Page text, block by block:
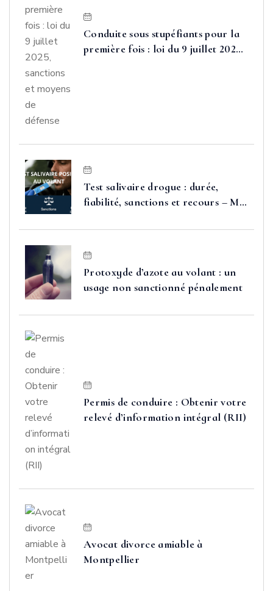
Conduite sous stupéfiants pour la
première fois : loi du 9 juillet 2025,
Test salivaire drogue : durée,
fiabilité, sanctions et recours – Me
Protoxyde d’azote au volant : un
usage non sanctionné pénalement
Permis de conduire : Obtenir votre
relevé d’information intégral (RII)
Avocat divorce amiable à
Montpellier